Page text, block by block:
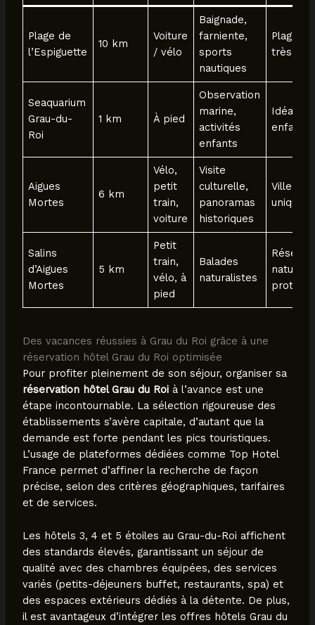
Plage de
l’Espiguette
10 km
Voiture
/ vélo
Baignade,
farniente,
sports
nautiques
Plage
très
Seaquarium
Grau-du-
Roi
1 km À pied
Observation
marine,
activités
enfants
Idéal
enfants
Aigues
Mortes
6 km
Vélo,
petit
train,
voiture
Visite
culturelle,
panoramas
historiques
Ville
unique
Salins
d’Aigues
Mortes
5 km
Petit
train,
vélo, à
pied
Balades
naturalistes
Réserve
Des vacances réussies à Grau du Roi grâce à une
réservation hôtel Grau du Roi optimisée
Pour profiter pleinement de son séjour, organiser sa
réservation hôtel Grau du Roià l’avance est une
étape incontournable. La sélection rigoureuse des
établissements s’avère capitale, d’autant que la
demande est forte pendant les pics touristiques.
L’usage de plateformes dédiées comme Top Hotel
France permet d’affiner la recherche de façon
précise, selon des critères géographiques, tarifaires
et de services.
Les hôtels 3, 4 et 5 étoiles au Grau-du-Roi affichent
des standards élevés, garantissant un séjour de
qualité avec des chambres équipées, des services
variés (petits-déjeuners buffet, restaurants, spa) et
des espaces extérieurs dédiés à la détente. De plus,
il est avantageux d’intégrer les offres hôtels Grau du